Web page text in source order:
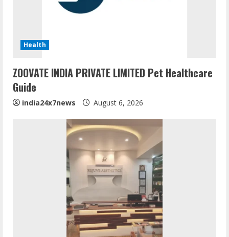
Health
ZOOVATE INDIA PRIVATE LIMITED Pet Healthcare
Guide
india24x7news August 6, 2026